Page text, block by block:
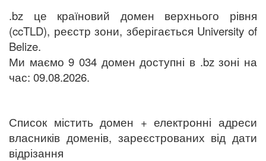
.bz це країновий домен верхнього рівня
(ccTLD), реєстр зони, зберігається University of
Belize.
Ми маємо 9 034 домен доступні в .bz зоні на
час: 09.08.2026.
Список містить домен + електронні адреси
власників доменів, зареєстрованих від дати
відрізання